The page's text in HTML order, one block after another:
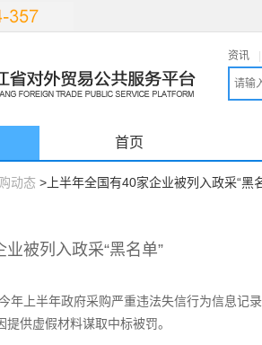
资讯
首页
动态 >上半年全国有40家企业被列入政采“黑
被列入政采“黑名单”
年上半年政府采购严重违法失信行为信息记
提供虚假材料谋取中标被罚。